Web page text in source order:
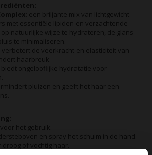
: een briljante mix van lichtgewicht
met essentiële lipiden en verzachtende
natuurlijke wijze te hydrateren, de glans
te minimaliseren.
verbetert de veerkracht en elasticiteit van
haarbreuk.
biedt ongelooflijke hydratatie voor
pluizen en geeft het haar een
het gebruik.
en spray het schuim in de hand.
droog of vochtig haar.